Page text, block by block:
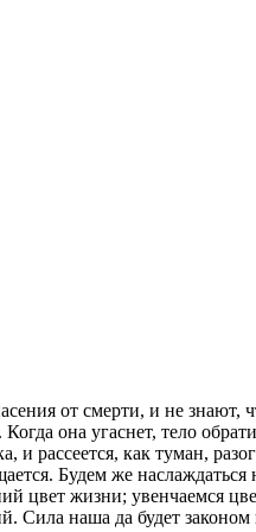
от смерти, и не
она угаснет, тело
и рассеется, как туман,
Будем же
жизни; увенчаемся
Сила наша да будет